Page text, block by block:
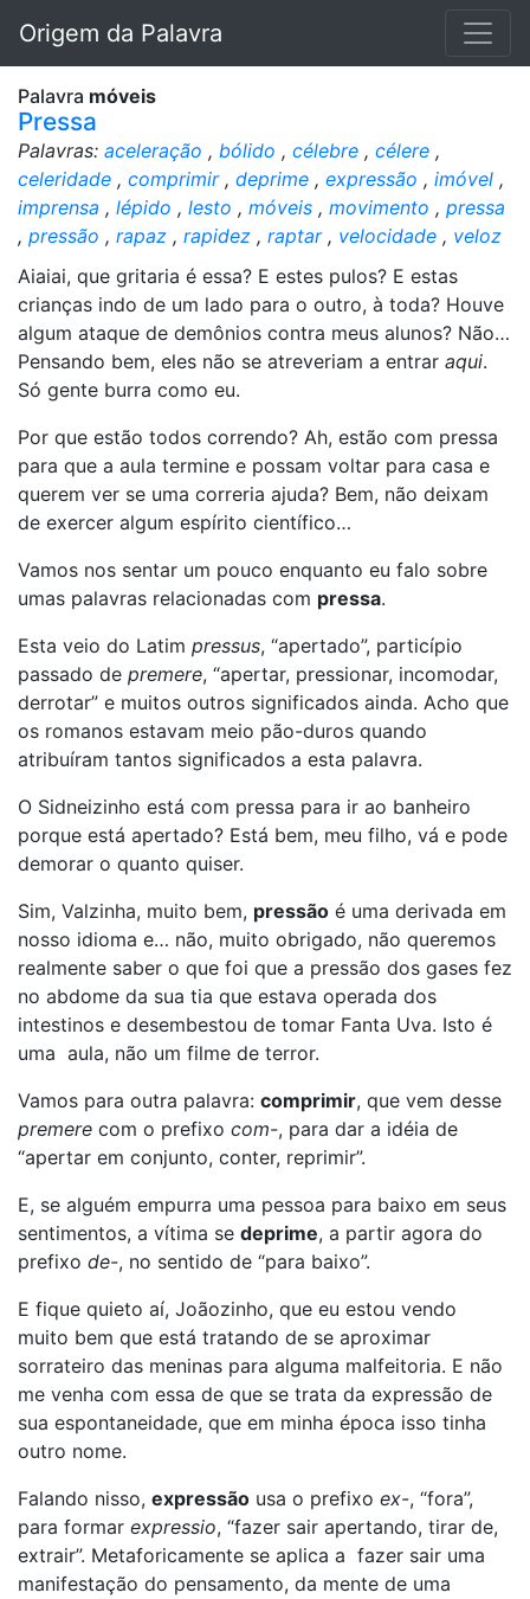
Origem da Palavra
Palavra móveis
Pressa
Palavras: aceleração , bólido , célebre , célere ,
celeridade , comprimir, deprime , expressão , imóvel ,
imprensa , lépido , lesto , móveis , movimento , pressa
, pressão , rapaz , rapidez , raptar, velocidade , veloz
Aiaiai, que gritaria é essa? E estes pulos? E estas
crianças indo de um lado para o outro, à toda? Houve
algum ataque de demônios contra meus alunos? Não…
Pensando bem, eles não se atreveriam a entrar aqui.
Só gente burra como eu.
Por que estão todos correndo? Ah, estão com pressa
para que a aula termine e possam voltar para casa e
querem ver se uma correria ajuda? Bem, não deixam
de exercer algum espírito científico…
Vamos nos sentar um pouco enquanto eu falo sobre
umas palavras relacionadas com pressa.
Esta veio do Latim pressus, “apertado”, particípio
passado de premere, “apertar, pressionar, incomodar,
derrotar” e muitos outros significados ainda. Acho que
os romanos estavam meio pão-duros quando
atribuíram tantos significados a esta palavra.
O Sidneizinho está com pressa para ir ao banheiro
porque está apertado? Está bem, meu filho, vá e pode
demorar o quanto quiser.
Sim, Valzinha, muito bem, pressão é uma derivada em
nosso idioma e… não, muito obrigado, não queremos
realmente saber o que foi que a pressão dos gases fez
no abdome da sua tia que estava operada dos
intestinos e desembestou de tomar Fanta Uva. Isto é
uma aula, não um filme de terror.
Vamos para outra palavra: comprimir, que vem desse
premere com o prefixo com-, para dar a idéia de
“apertar em conjunto, conter, reprimir”.
E, se alguém empurra uma pessoa para baixo em seus
sentimentos, a vítima se deprime, a partir agora do
prefixo de-, no sentido de “para baixo”.
E fique quieto aí, Joãozinho, que eu estou vendo
muito bem que está tratando de se aproximar
sorrateiro das meninas para alguma malfeitoria. E não
me venha com essa de que se trata da expressão de
sua espontaneidade, que em minha época isso tinha
outro nome.
Falando nisso, expressão usa o prefixo ex-, “fora”,
para formar expressio, “fazer sair apertando, tirar de,
extrair”. Metaforicamente se aplica a fazer sair uma
manifestação do pensamento, da mente de uma